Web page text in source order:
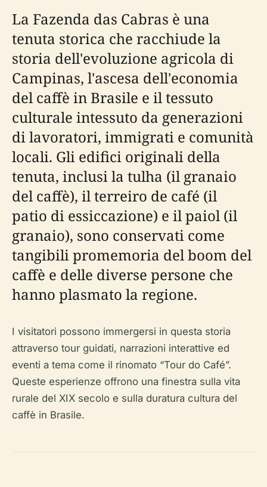
La Fazenda das Cabras è una
tenuta storica che racchiude la
storia dell'evoluzione agricola di
Campinas, l'ascesa dell'economia
del caffè in Brasile e il tessuto
culturale intessuto da generazioni
di lavoratori, immigrati e comunità
locali. Gli edifici originali della
tenuta, inclusi la tulha (il granaio
del caffè), il terreiro de café (il
patio di essiccazione) e il paiol (il
granaio), sono conservati come
tangibili promemoria del boom del
caffè e delle diverse persone che
hanno plasmato la regione.
I visitatori possono immergersi in questa storia
attraverso tour guidati, narrazioni interattive ed
eventi a tema come il rinomato “Tour do Café”.
Queste esperienze offrono una finestra sulla vita
rurale del XIX secolo e sulla duratura cultura del
caffè in Brasile.